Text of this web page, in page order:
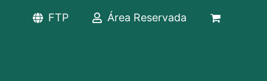
FTP Área Reservada